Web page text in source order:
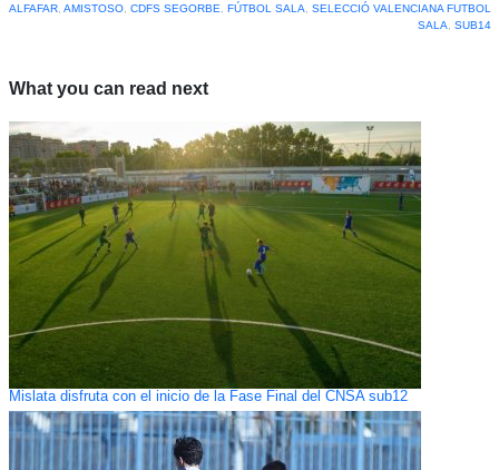
ALFAFAR, AMISTOSO, CDFS SEGORBE FÚTBOL SALA
SELECCIÓ VALENCIANA FUTBOL
SALA
SUB14
What you can read next
Mislata disfruta con el inicio de la Fase Final del CNSA sub12